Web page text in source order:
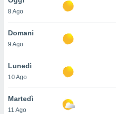
è
al sito
di
ci
di
il
8 Ago
Domani
9 Ago
Lunedì
10 Ago
Martedì
11 Ago